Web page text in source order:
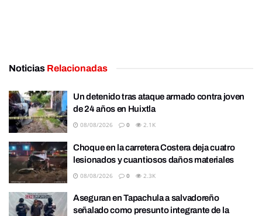
Noticias Relacionadas
Un detenido tras ataque armado contra joven
de 24 años en Huixtla
08/08/2026 0 2.1K
Choque en la carretera Costera deja cuatro
lesionados y cuantiosos daños materiales
08/08/2026 0 2.3K
Aseguran en Tapachula a salvadoreño
señalado como presunto integrante de la